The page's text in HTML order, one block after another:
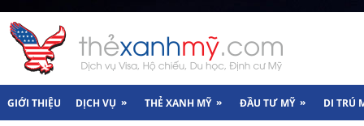
GIỚI THIỆU DỊCH VỤ » THẺ XANH MỸ » ĐẦU TƯ MỸ » DI TRÚ